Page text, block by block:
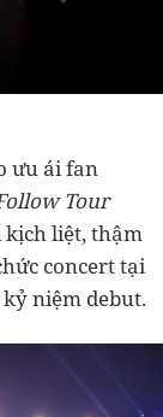
ưu ái fan
Tour
liệt, thậm
concert tại
niệm debut.